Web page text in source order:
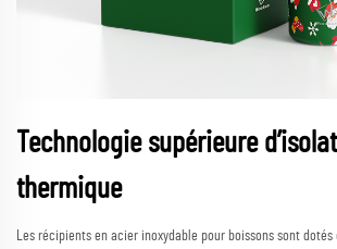
Technologie supérieure
thermique
Les récipients en acier inoxydable pour boissons sont dotés